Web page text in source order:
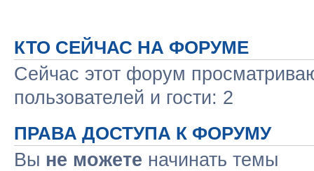
КТО СЕЙЧАС НА ФОРУМЕ
Сейчас этот форум
пользователей и гости: 2
ПРАВА ДОСТУПА К ФОРУМУ
Вы не можете начинать темы